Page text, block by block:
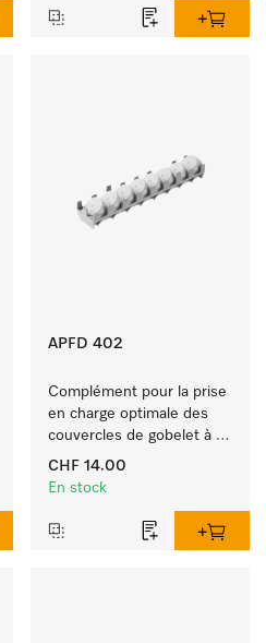
APFD 402
Complément pour la prise
en charge optimale des
couvercles de gobelet à
médicaments.
CHF 14.00
En stock